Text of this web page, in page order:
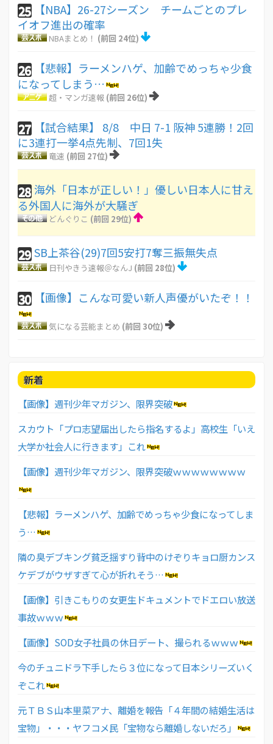
25
【NBA】26-27シーズン チームごとのプレ
イオフ進出の確率
NBAまとめ！ (前回 24位)
26
【悲報】ラーメンハゲ、加齢でめっちゃ少食
になってしまう…
超・マンガ速報 (前回 26位)
27
【試合結果】 8/8 中日 7-1 阪神 5連勝！2回
に3連打一挙4点先制、7回1失
竜速 (前回 27位)
28 海外「日本が正しい！」優しい日本人に甘え
る外国人に海外が大騒ぎ
どんぐりこ (前回 29位)
29SB上茶谷(29)7回5安打7奪三振無失点
日刊やきう速報＠なんJ (前回 28位)
30 【画像】こんな可愛い新人声優がいたぞ！！
気になる芸能まとめ (前回 30位)
新着
【画像】週刊少年マガジン、限界突破
スカウト「プロ志望届出したら指名するよ」高校生「いえ
大学か社会人に行きます」これ
【画像】週刊少年マガジン、限界突破ｗｗｗｗｗｗｗｗ
【悲報】ラーメンハゲ、加齢でめっちゃ少食になってしま
う…
隣の臭デブキング貧乏揺すり背中のけぞりキョロ厨カンス
ケデブがウザすぎて心が折れそう…
【画像】引きこもりの女更生ドキュメントでドエロい放送
事故ｗｗｗ
【画像】SOD女子社員の休日デート、撮られるｗｗｗ
今のチュニドラ下手したら３位になって日本シリーズいく
ぞこれ
元ＴＢＳ山本里菜アナ、離婚を報告「４年間の結婚生活は
宝物」・・・ヤフコメ民「宝物なら離婚しないだろ」